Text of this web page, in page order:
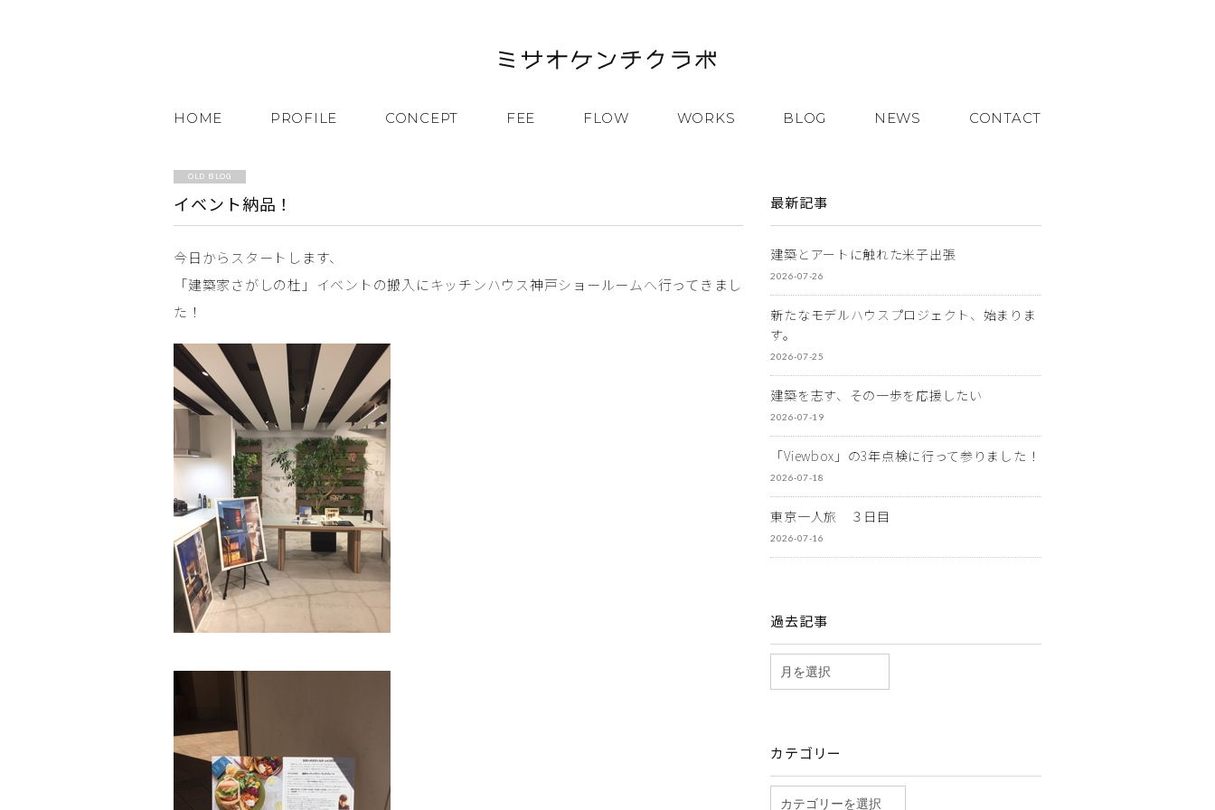
HOME PROFILE CONCEPT FEE FLOW WORKS BLOG NEWS CONTACT
OLD BLOG
イベント納品！
今日からスタートします、
「建築家さがしの杜」イベントの搬入にキッチンハウス神戸ショールームへ行ってきまし
た！
最新記事
建築とアートに触れた米子出張
2026-07-26
新たなモデルハウスプロジェクト、始まりま
す。
2026-07-25
建築を志す、その一歩を応援したい
2026-07-19
「Viewbox」の3年点検に行って参りました！
2026-07-18
東京一人旅 ３日目
2026-07-16
過去記事
カテゴリー